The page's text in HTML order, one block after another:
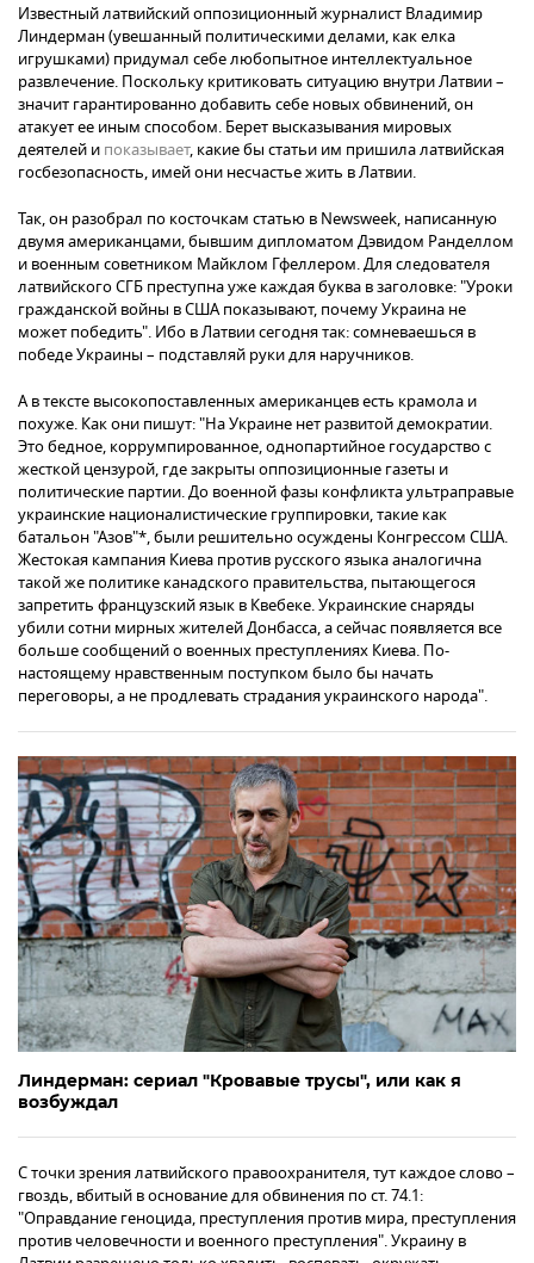
Известный латвийский оппозиционный журналист Владимир
Линдерман (увешанный политическими делами, как елка
игрушками) придумал себе любопытное интеллектуальное
развлечение. Поскольку критиковать ситуацию внутри Латвии –
значит гарантированно добавить себе новых обвинений, он
атакует ее иным способом. Берет высказывания мировых
деятелей и показывает, какие бы статьи им пришила латвийская
госбезопасность, имей они несчастье жить в Латвии.
Так, он разобрал по косточкам статью в Newsweek, написанную
двумя американцами, бывшим дипломатом Дэвидом Ранделлом
и военным советником Майклом Гфеллером. Для следователя
латвийского СГБ преступна уже каждая буква в заголовке: "Уроки
гражданской войны в США показывают, почему Украина не
может победить". Ибо в Латвии сегодня так: сомневаешься в
победе Украины – подставляй руки для наручников.
А в тексте высокопоставленных американцев есть крамола и
похуже. Как они пишут: "На Украине нет развитой демократии.
Это бедное, коррумпированное, однопартийное государство с
жесткой цензурой, где закрыты оппозиционные газеты и
политические партии. До военной фазы конфликта ультраправые
украинские националистические группировки, такие как
батальон "Азов"*, были решительно осуждены Конгрессом США.
Жестокая кампания Киева против русского языка аналогична
такой же политике канадского правительства, пытающегося
запретить французский язык в Квебеке. Украинские снаряды
убили сотни мирных жителей Донбасса, а сейчас появляется все
больше сообщений о военных преступлениях Киева. По-
настоящему нравственным поступком было бы начать
переговоры, а не продлевать страдания украинского народа".
Линдерман: сериал "Кровавые трусы", или как я
возбуждал
С точки зрения латвийского правоохранителя, тут каждое слово –
гвоздь, вбитый в основание для обвинения по ст. 74.1:
"Оправдание геноцида, преступления против мира, преступления
против человечности и военного преступления". Украину в